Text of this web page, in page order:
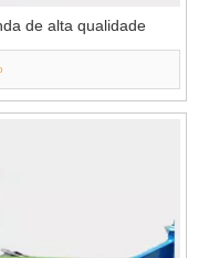
de alta qualidade